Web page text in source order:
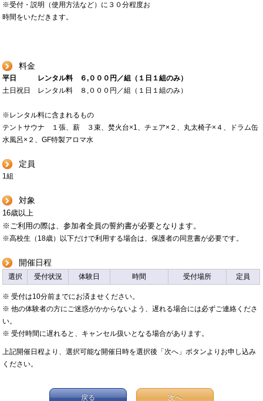
※受付・説明（使用方法など）に３０分程度お
時間をいただきます。
料金
平日 レンタル料 ６,０００円／組（１日１組のみ）
土日祝日 レンタル料 ８,０００円／組（１日１組のみ）
※レンタル料に含まれるもの
テントサウナ １張、薪 ３束、焚火台×1、チェア×２、丸太椅子×４、ドラム缶
水風呂×２、GF特製アロマ水
定員
1組
対象
16歳以上
※ご利用の際は、参加者全員の誓約書が必要となります。
※高校生（18歳）以下だけで利用する場合は、保護者の同意書が必要です。
開催日程
選択 受付状況 体験日 時間 受付場所 定員
※ 受付は10分前までにお済ませください。
※ 他の体験者の方にご迷惑がかからないよう、遅れる場合には必ずご連絡くださ
い。
※ 受付時間に遅れると、キャンセル扱いとなる場合があります。
上記開催日程より、選択可能な開催日時を選択後「次へ」ボタンよりお申し込み
ください。
戻る 次へ